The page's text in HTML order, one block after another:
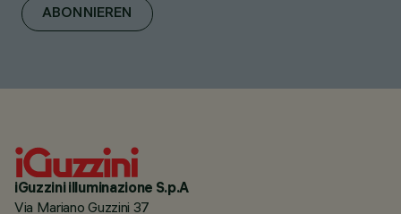
ABONNIEREN
iGuzzini illuminazione S.p.A
Via Mariano Guzzini 37